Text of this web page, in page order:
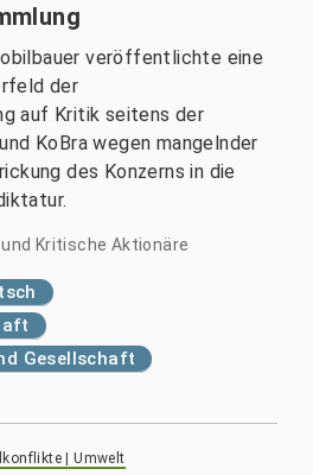
veröffentlichte eine
der
auf Kritik seitens der
KoBra wegen mangelnder
des Konzerns in die
und Kritische Aktionäre
Gesellschaft
| Umwelt